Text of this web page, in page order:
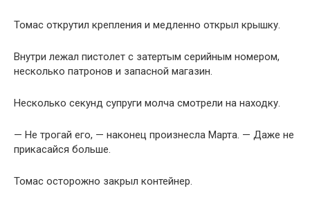
Томас открутил крепления и медленно открыл крышку.
Внутри лежал пистолет с затертым серийным номером,
несколько патронов и запасной магазин.
Несколько секунд супруги молча смотрели на находку.
— Не трогай его, — наконец произнесла Марта. — Даже не
прикасайся больше.
Томас осторожно закрыл контейнер.